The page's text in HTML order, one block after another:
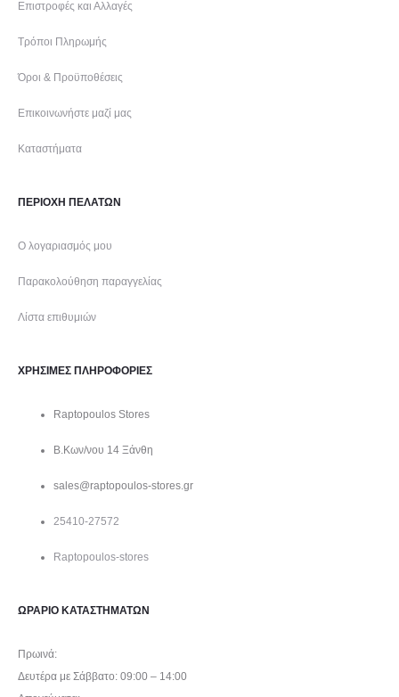
Επιστροφές και Αλλαγές
Τρόποι Πληρωμής
Όροι & Προϋποθέσεις
Επικοινωνήστε μαζί μας
Καταστήματα
ΠΕΡΙΟΧΗ ΠΕΛΑΤΩΝ
Ο λογαριασμός μου
Παρακολούθηση παραγγελίας
Λίστα επιθυμιών
ΧΡΗΣΙΜΕΣ ΠΛΗΡΟΦΟΡΙΕΣ
Raptopoulos Stores
Β.Κων/νου 14 Ξάνθη
sales@raptopoulos-stores.gr
25410-27572
Raptopoulos-stores
ΩΡΑΡΙΟ ΚΑΤΑΣΤΗΜΑΤΩΝ
Πρωινά:
Δευτέρα με Σάββατο: 09:00 – 14:00